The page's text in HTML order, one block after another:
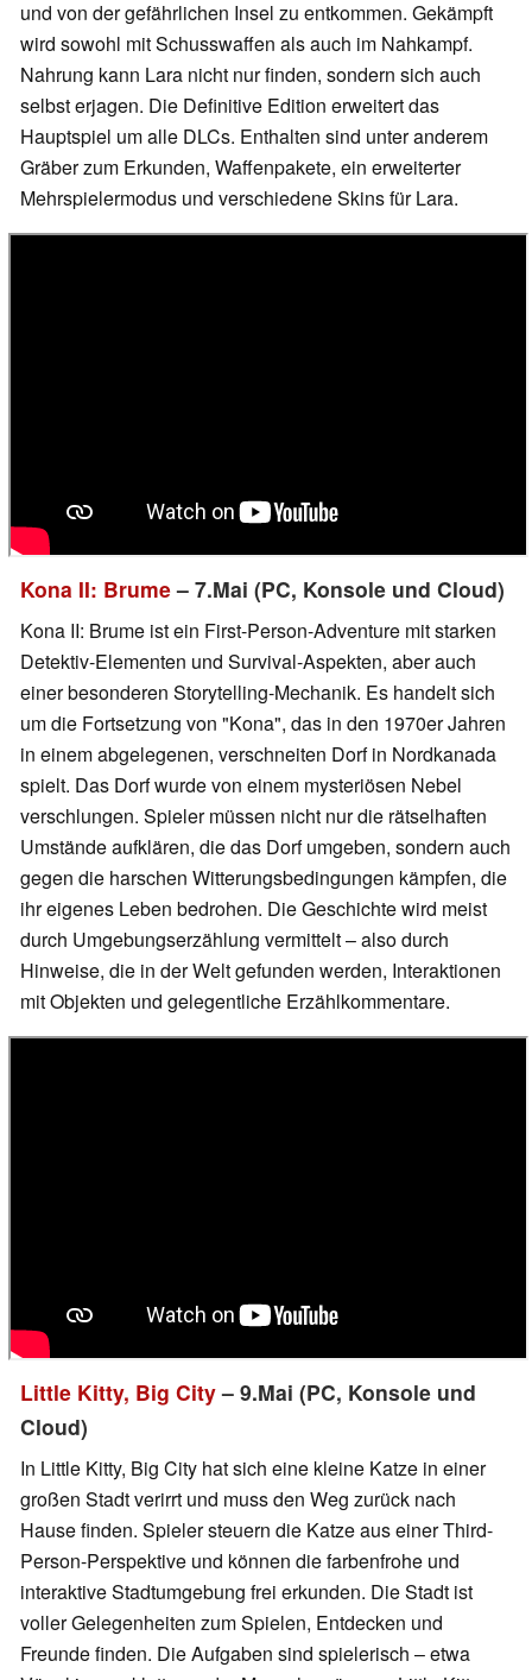
und von der gefährlichen Insel zu entkommen. Gekämpft
wird sowohl mit Schusswaffen als auch im Nahkampf.
Nahrung kann Lara nicht nur finden, sondern sich auch
selbst erjagen. Die Definitive Edition erweitert das
Hauptspiel um alle DLCs. Enthalten sind unter anderem
Gräber zum Erkunden, Waffenpakete, ein erweiterter
Mehrspielermodus und verschiedene Skins für Lara.
Kona II: Brume– 7.Mai (PC, Konsole und Cloud)
Kona II: Brume ist ein First-Person-Adventure mit starken
Detektiv-Elementen und Survival-Aspekten, aber auch
einer besonderen Storytelling-Mechanik. Es handelt sich
um die Fortsetzung von "Kona", das in den 1970er Jahren
in einem abgelegenen, verschneiten Dorf in Nordkanada
spielt. Das Dorf wurde von einem mysteriösen Nebel
verschlungen. Spieler müssen nicht nur die rätselhaften
Umstände aufklären, die das Dorf umgeben, sondern auch
gegen die harschen Witterungsbedingungen kämpfen, die
ihr eigenes Leben bedrohen. Die Geschichte wird meist
durch Umgebungserzählung vermittelt – also durch
Hinweise, die in der Welt gefunden werden, Interaktionen
mit Objekten und gelegentliche Erzählkommentare.
Little Kitty, Big City– 9.Mai (PC, Konsole und
Cloud)
In Little Kitty, Big City hat sich eine kleine Katze in einer
großen Stadt verirrt und muss den Weg zurück nach
Hause finden. Spieler steuern die Katze aus einer Third-
Person-Perspektive und können die farbenfrohe und
interaktive Stadtumgebung frei erkunden. Die Stadt ist
voller Gelegenheiten zum Spielen, Entdecken und
Freunde finden. Die Aufgaben sind spielerisch – etwa